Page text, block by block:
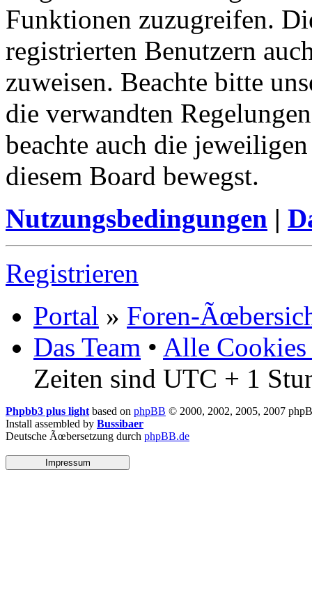
Funktionen zuzugreifen.
registrierten Benutzern
zuweisen. Beachte bitte
die verwandten
beachte auch die
diesem Board bewegst.
Nutzungsbedingungen |
Registrieren
Portal » Foren-
Das Team • Alle Cookies
Zeiten sind UTC + 1
Phpbb3 plus light based on phpBB © 2000, 2002, 2005, 2007
Install assembled by Bussibaer
Deutsche Ãœbersetzung durch phpBB.de